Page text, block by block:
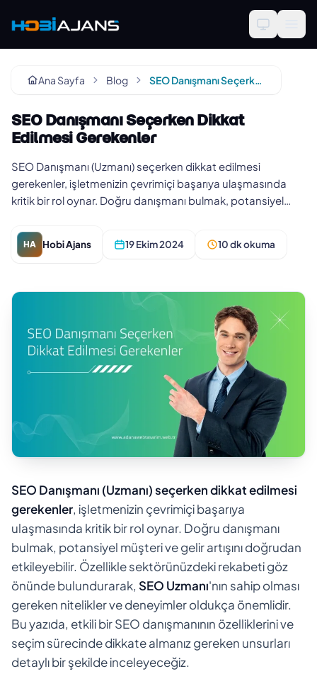
Ana Sayfa Blog SEO Danışmanı Seçerken Dikkat Edilmesi Gerekenler
SEO Danışmanı Seçerken Dikkat
Edilmesi Gerekenler
SEO Danışmanı (Uzmanı) seçerken dikkat edilmesi
gerekenler, işletmenizin çevrimiçi başarıya ulaşmasında
kritik bir rol oynar. Doğru danışmanı bulmak, potansiyel
HA Hobi Ajans 19 Ekim 2024 10 dk okuma
SEO Danışmanı (Uzmanı) seçerken dikkat edilmesi
gerekenler, işletmenizin çevrimiçi başarıya
ulaşmasında kritik bir rol oynar. Doğru danışmanı
bulmak, potansiyel müşteri ve gelir artışını doğrudan
etkileyebilir. Özellikle sektörünüzdeki rekabeti göz
önünde bulundurarak, SEO Uzmanı'nın sahip olması
gereken nitelikler ve deneyimler oldukça önemlidir.
Bu yazıda, etkili bir SEO danışmanının özelliklerini ve
seçim sürecinde dikkate almanız gereken unsurları
detaylı bir şekilde inceleyeceğiz.